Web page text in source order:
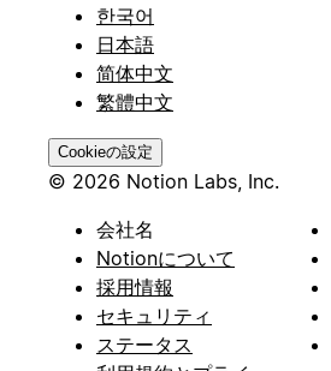
한국어
日本語
简体中文
繁體中文
Cookieの設定
© 2026 Notion Labs, Inc.
会社名
Notionについて
採用情報
セキュリティ
ステータス